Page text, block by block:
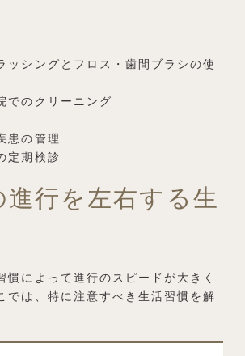
ッシングとフロス・歯間ブラシの使
でのクリーニング
患の管理
定期検診
進行を左右する生
慣によって進行のスピードが大きく
では、特に注意すべき生活習慣を解